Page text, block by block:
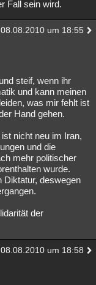
Fall sein wird.
08.08.2010 um 18:55
steif, wenn ihr
und kann meinen
was mir fehlt ist
Hand gehen.
nicht neu im Iran,
und die
mehr politischer
wurde.
Diktatur, deswegen
der
08.08.2010 um 18:58